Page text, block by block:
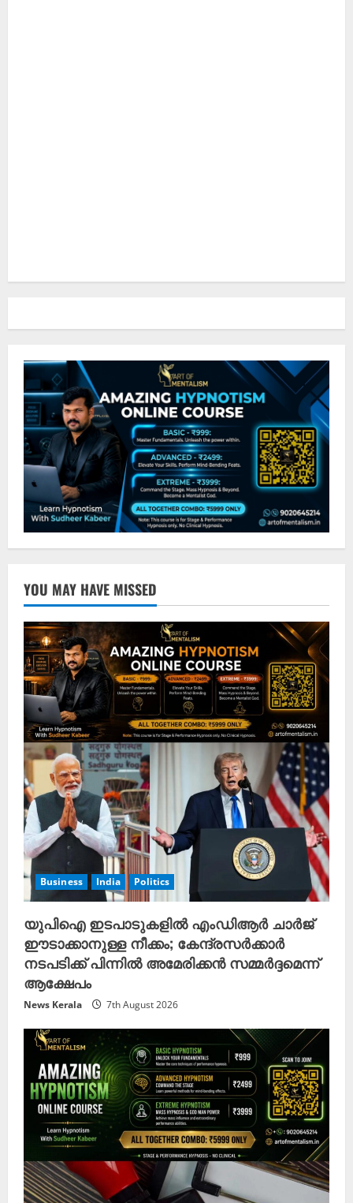
YOU MAY HAVE MISSED
Business India Politics
യുപിഐ ഇടപാടുകളിൽ എംഡിആർ ചാർജ്
ഈടാക്കാനുള്ള നീക്കം; കേന്ദ്രസർക്കാർ
നടപടിക്ക് പിന്നിൽ അമേരിക്കൻ സമ്മർദ്ദമെന്ന്
ആക്ഷേപം
News Kerala 7th August 2026